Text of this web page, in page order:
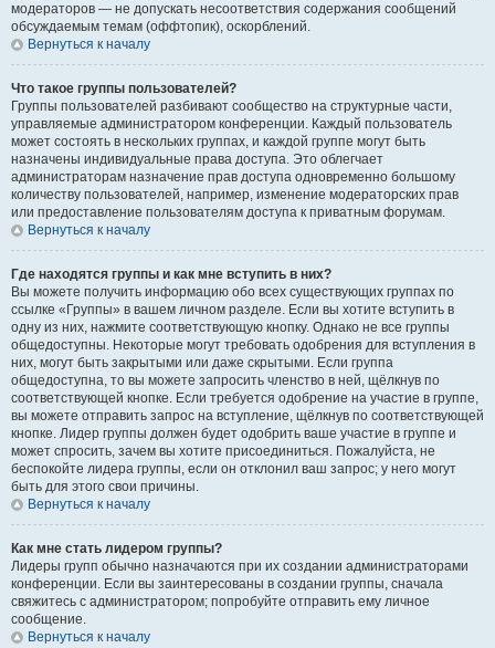
модераторов — не допускать несоответствия содержания сообщений
обсуждаемым темам (оффтопик), оскорблений.
Вернуться к началу
Что такое группы пользователей?
Группы пользователей разбивают сообщество на структурные части,
управляемые администратором конференции. Каждый пользователь
может состоять в нескольких группах, и каждой группе могут быть
назначены индивидуальные права доступа. Это облегчает
администраторам назначение прав доступа одновременно большому
количеству пользователей, например, изменение модераторских прав
или предоставление пользователям доступа к приватным форумам.
Вернуться к началу
Где находятся группы и как мне вступить в них?
Вы можете получить информацию обо всех существующих группах по
ссылке «Группы» в вашем личном разделе. Если вы хотите вступить в
одну из них, нажмите соответствующую кнопку. Однако не все группы
общедоступны. Некоторые могут требовать одобрения для вступления в
них, могут быть закрытыми или даже скрытыми. Если группа
общедоступна, то вы можете запросить членство в ней, щёлкнув по
соответствующей кнопке. Если требуется одобрение на участие в группе,
вы можете отправить запрос на вступление, щёлкнув по соответствующей
кнопке. Лидер группы должен будет одобрить ваше участие в группе и
может спросить, зачем вы хотите присоединиться. Пожалуйста, не
беспокойте лидера группы, если он отклонил ваш запрос; у него могут
быть для этого свои причины.
Вернуться к началу
Как мне стать лидером группы?
Лидеры групп обычно назначаются при их создании администраторами
конференции. Если вы заинтересованы в создании группы, сначала
свяжитесь с администратором; попробуйте отправить ему личное
сообщение.
Вернуться к началу